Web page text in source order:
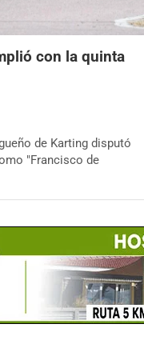
con la quinta
de Karting disputó
"Francisco de